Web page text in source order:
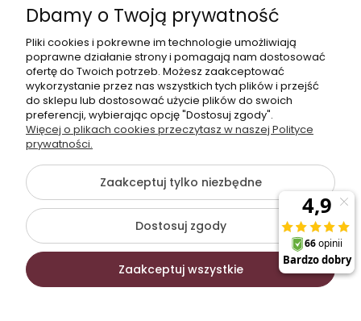
Dane kontaktowe
603377506
sklep@komfort-biuro.pl
Nasz Facebook
©2026 Wszelkie Prawa Zastrzeżone | Komfort Biuro -
meble biurowe
Szablon Flex byEcommercy
Dbamy o Twoją prywatność
Pliki cookies i pokrewne im technologie umożliwiają
poprawne działanie strony i pomagają nam dostosować
ofertę do Twoich potrzeb. Możesz zaakceptować
wykorzystanie przez nas wszystkich tych plików i przejść
do sklepu lub dostosować użycie plików do swoich
preferencji, wybierając opcję "Dostosuj zgody".
Więcej o plikach cookies przeczytasz w naszej Polityce
prywatności.
Zaakceptuj tylko niezbędne
Dostosuj zgody
Zaakceptuj wszystkie